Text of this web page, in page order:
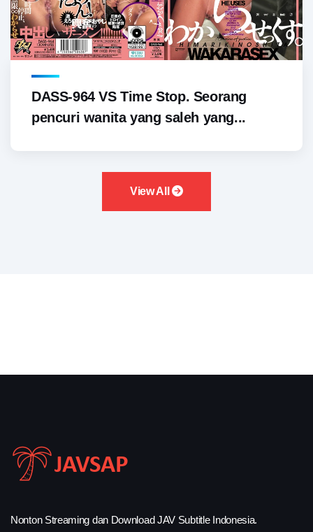
DASS-964 VS Time Stop. Seorang
pencuri wanita yang saleh yang...
View All
Nonton Streaming dan Download JAV Subtitle Indonesia.